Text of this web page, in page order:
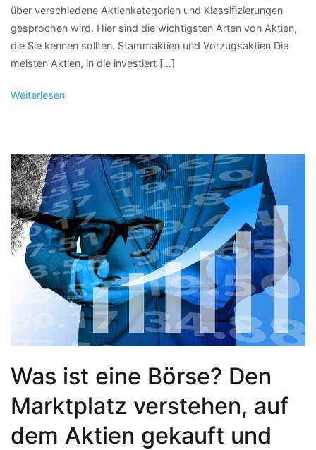
über verschiedene Aktienkategorien und Klassifizierungen
gesprochen wird. Hier sind die wichtigsten Arten von Aktien,
die Sie kennen sollten. Stammaktien und Vorzugsaktien Die
meisten Aktien, in die investiert […]
Weiterlesen
Was ist eine Börse? Den
Marktplatz verstehen, auf
dem Aktien gekauft und